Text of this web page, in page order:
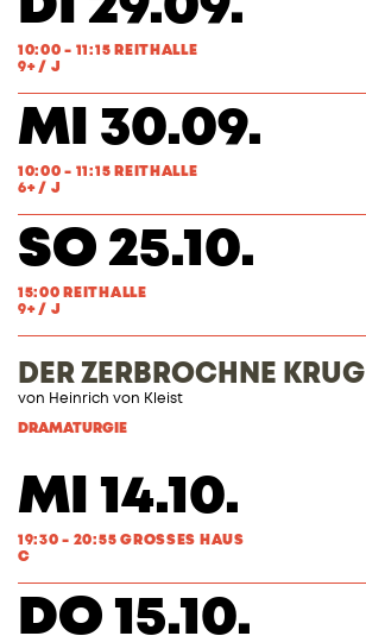
10:00 - 11:15 REITHALLE
9+ / J
MI 30.09.
10:00 - 11:15 REITHALLE
6+ / J
SO 25.10.
15:00 REITHALLE
9+ / J
DER ZERBROCHNE KRUG
von Heinrich von Kleist
DRAMATURGIE
MI 14.10.
19:30 - 20:55 GROSSES HAUS
C
DO 15.10.